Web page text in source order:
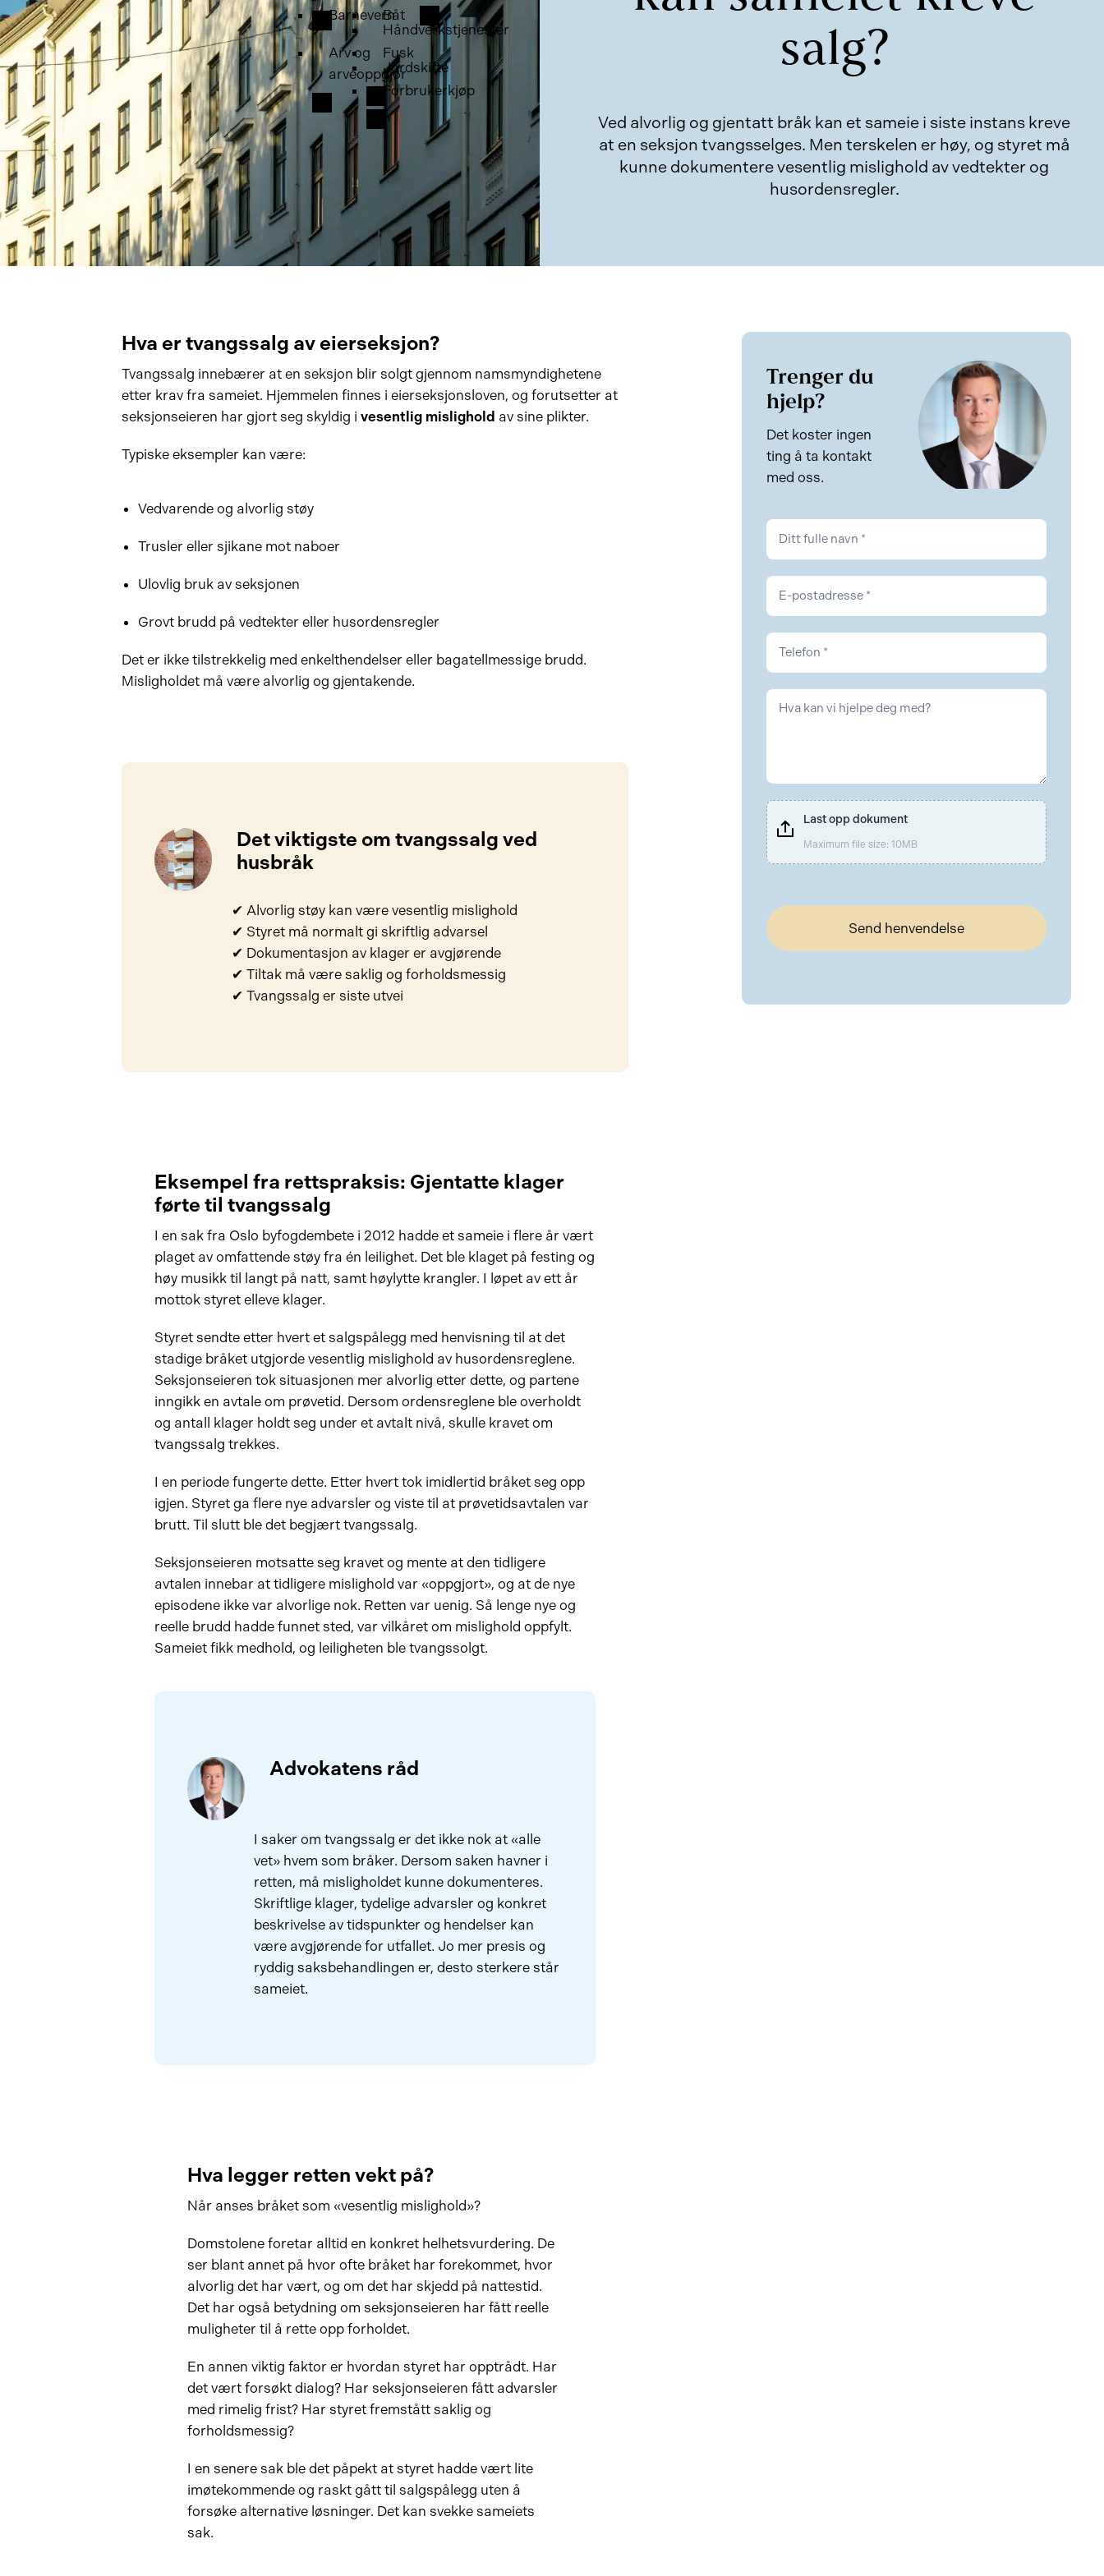
Håndverkstjenester
Jordskifte
Barnevern
Arv og
arveoppgjør
Båt
Fusk
Forbrukerkjøp
salg?
Ved alvorlig og gjentatt bråk kan et sameie i siste instans kreve
at en seksjon tvangsselges. Men terskelen er høy, og styret må
kunne dokumentere vesentlig mislighold av vedtekter og
husordensregler.
Hva er tvangssalg av eierseksjon?
Tvangssalg innebærer at en seksjon blir solgt gjennom namsmyndighetene
etter krav fra sameiet. Hjemmelen finnes i eierseksjonsloven, og forutsetter at
seksjonseieren har gjort seg skyldig i vesentlig mislighold av sine plikter.
Typiske eksempler kan være:
Vedvarende og alvorlig støy
Trusler eller sjikane mot naboer
Ulovlig bruk av seksjonen
Grovt brudd på vedtekter eller husordensregler
Det er ikke tilstrekkelig med enkelthendelser eller bagatellmessige brudd.
Misligholdet må være alvorlig og gjentakende.
Det viktigste om tvangssalg ved
husbråk
✔ Alvorlig støy kan være vesentlig mislighold
✔ Styret må normalt gi skriftlig advarsel
✔ Dokumentasjon av klager er avgjørende
✔ Tiltak må være saklig og forholdsmessig
✔ Tvangssalg er siste utvei
Eksempel fra rettspraksis: Gjentatte klager
førte til tvangssalg
I en sak fra Oslo byfogdembete i 2012 hadde et sameie i flere år vært
plaget av omfattende støy fra én leilighet. Det ble klaget på festing og
høy musikk til langt på natt, samt høylytte krangler. I løpet av ett år
mottok styret elleve klager.
Styret sendte etter hvert et salgspålegg med henvisning til at det
stadige bråket utgjorde vesentlig mislighold av husordensreglene.
Seksjonseieren tok situasjonen mer alvorlig etter dette, og partene
inngikk en avtale om prøvetid. Dersom ordensreglene ble overholdt
og antall klager holdt seg under et avtalt nivå, skulle kravet om
tvangssalg trekkes.
I en periode fungerte dette. Etter hvert tok imidlertid bråket seg opp
igjen. Styret ga flere nye advarsler og viste til at prøvetidsavtalen var
brutt. Til slutt ble det begjært tvangssalg.
Seksjonseieren motsatte seg kravet og mente at den tidligere
avtalen innebar at tidligere mislighold var «oppgjort», og at de nye
episodene ikke var alvorlige nok. Retten var uenig. Så lenge nye og
reelle brudd hadde funnet sted, var vilkåret om mislighold oppfylt.
Sameiet fikk medhold, og leiligheten ble tvangssolgt.
Advokatens råd
I saker om tvangssalg er det ikke nok at «alle
vet» hvem som bråker. Dersom saken havner i
retten, må misligholdet kunne dokumenteres.
Skriftlige klager, tydelige advarsler og konkret
beskrivelse av tidspunkter og hendelser kan
være avgjørende for utfallet. Jo mer presis og
ryddig saksbehandlingen er, desto sterkere står
sameiet.
Hva legger retten vekt på?
Når anses bråket som «vesentlig mislighold»?
Domstolene foretar alltid en konkret helhetsvurdering. De
ser blant annet på hvor ofte bråket har forekommet, hvor
alvorlig det har vært, og om det har skjedd på nattestid.
Det har også betydning om seksjonseieren har fått reelle
muligheter til å rette opp forholdet.
En annen viktig faktor er hvordan styret har opptrådt. Har
det vært forsøkt dialog? Har seksjonseieren fått advarsler
med rimelig frist? Har styret fremstått saklig og
forholdsmessig?
I en senere sak ble det påpekt at styret hadde vært lite
imøtekommende og raskt gått til salgspålegg uten å
forsøke alternative løsninger. Det kan svekke sameiets
sak.
Trenger du
hjelp?
Det koster ingen
ting å ta kontakt
med oss.
Kontakt
Last opp dokument
Maximum file size: 10MB
Send henvendelse